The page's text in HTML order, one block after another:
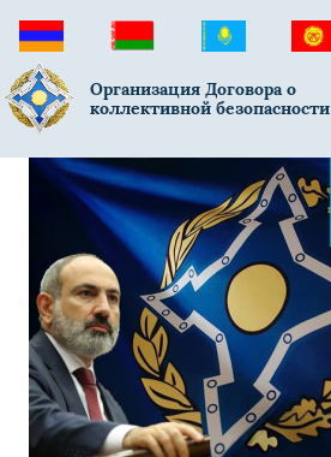
Организация Договора о
коллективной безопасности